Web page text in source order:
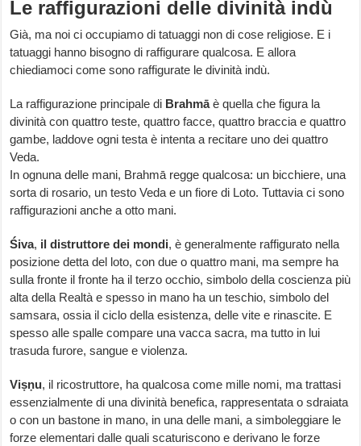
Le raffigurazioni delle divinità indù
Già, ma noi ci occupiamo di tatuaggi non di cose religiose. E i
tatuaggi hanno bisogno di raffigurare qualcosa. E allora
chiediamoci come sono raffigurate le divinità indù.
La raffigurazione principale di Brahmāè quella che figura la
divinità con quattro teste, quattro facce, quattro braccia e quattro
gambe, laddove ogni testa è intenta a recitare uno dei quattro
Veda.
In ognuna delle mani, Brahmā regge qualcosa: un bicchiere, una
sorta di rosario, un testo Veda e un fiore di Loto. Tuttavia ci sono
raffigurazioni anche a otto mani.
Śiva, il distruttore dei mondi, è generalmente raffigurato nella
posizione detta del loto, con due o quattro mani, ma sempre ha
sulla fronte il fronte ha il terzo occhio, simbolo della coscienza più
alta della Realtà e spesso in mano ha un teschio, simbolo del
samsara, ossia il ciclo della esistenza, delle vite e rinascite. E
spesso alle spalle compare una vacca sacra, ma tutto in lui
trasuda furore, sangue e violenza.
Viṣṇu, il ricostruttore, ha qualcosa come mille nomi, ma trattasi
essenzialmente di una divinità benefica, rappresentata o sdraiata
o con un bastone in mano, in una delle mani, a simboleggiare le
forze elementari dalle quali scaturiscono e derivano le forze